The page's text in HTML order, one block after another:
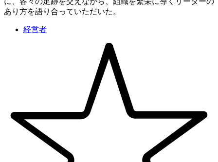
あり方を語り合っていただいた。
経営者